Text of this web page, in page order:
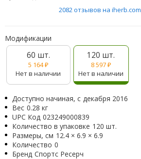
2082 отзывов на iherb.com
Модификации
60 шт.
5 164₽
Нет в наличии
120 шт.
8 597₽
Нет в наличии
Доступно начиная, с декабря 2016
Вес 0.28 кг
UPC Код 023249000839
Количество в упаковке 120 шт.
Размеры, см 12.4 × 6.9 × 6.9
Количество 0
Бренд Спортс Ресерч